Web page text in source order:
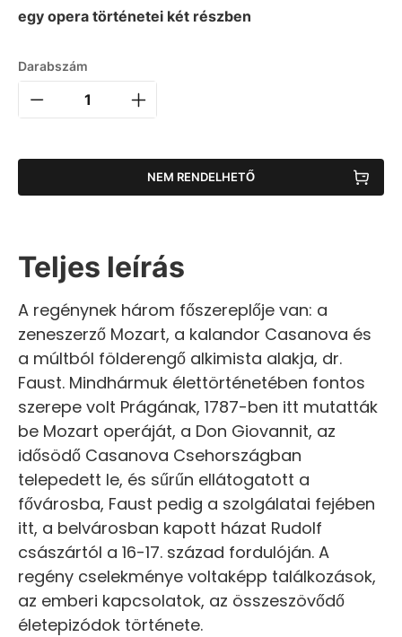
egy opera történetei két részben
Darabszám
NEM RENDELHETŐ
Teljes leírás
A regénynek három főszereplője van: a
zeneszerző Mozart, a kalandor Casanova és
a múltból földerengő alkimista alakja, dr.
Faust. Mindhármuk élettörténetében fontos
szerepe volt Prágának, 1787-ben itt mutatták
be Mozart operáját, a Don Giovannit, az
idősödő Casanova Csehországban
telepedett le, és sűrűn ellátogatott a
fővárosba, Faust pedig a szolgálatai fejében
itt, a belvárosban kapott házat Rudolf
császártól a 16-17. század fordulóján. A
regény cselekménye voltaképp találkozások,
az emberi kapcsolatok, az összeszövődő
életepizódok története.